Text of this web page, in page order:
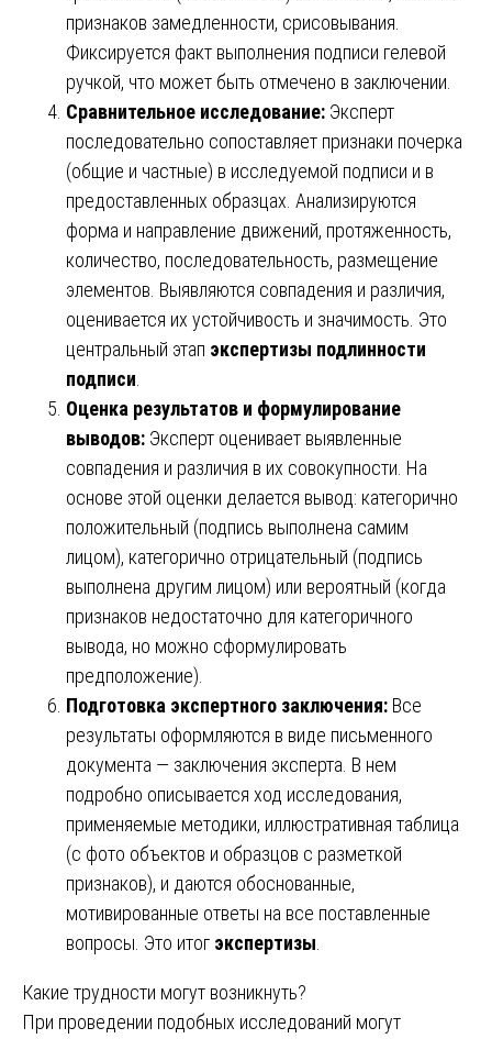
признаков замедленности, срисовывания.
Фиксируется факт выполнения подписи гелевой
ручкой, что может быть отмечено в заключении.
Сравнительное исследование: Эксперт
последовательно сопоставляет признаки почерка
(общие и частные) в исследуемой подписи и в
предоставленных образцах. Анализируются
форма и направление движений, протяженность,
количество, последовательность, размещение
элементов. Выявляются совпадения и различия,
оценивается их устойчивость и значимость. Это
центральный этап экспертизы подлинности
подписи
Оценка результатов и формулирование
выводов: Эксперт оценивает выявленные
совпадения и различия в их совокупности. На
основе этой оценки делается вывод: категорично
положительный (подпись выполнена самим
лицом), категорично отрицательный (подпись
выполнена другим лицом) или вероятный (когда
признаков недостаточно для категоричного
вывода, но можно сформулировать
предположение).
Подготовка экспертного заключения: Все
результаты оформляются в виде письменного
документа — заключения эксперта. В нем
подробно описывается ход исследования,
применяемые методики, иллюстративная таблица
(с фото объектов и образцов с разметкой
признаков), и даются обоснованные,
мотивированные ответы на все поставленные
вопросы. Это итог экспертизы
Какие трудности могут возникнуть?
При проведении подобных исследований могут